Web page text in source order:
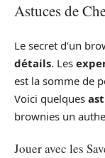
Astuces de
Le secret d’un
détails. Les
est la somme de
Voici quelques
brownies un
Jouer avec les